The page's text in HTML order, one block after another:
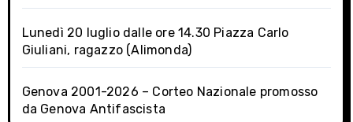
Lunedì 20 luglio dalle ore 14.30 Piazza Carlo
Giuliani, ragazzo (Alimonda)
Genova 2001-2026 – Corteo Nazionale promosso
da Genova Antifascista